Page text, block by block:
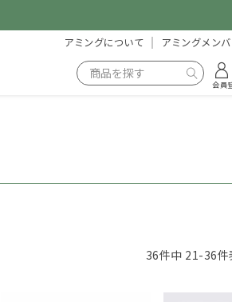
アミングについて アミングメン
会員
36件中 21-36件